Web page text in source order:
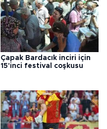
Çapak Bardacık inciri için
15'inci festival coşkusu